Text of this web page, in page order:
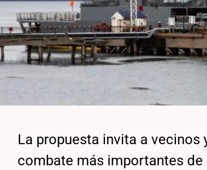
La propuesta invita a
combate más importantes